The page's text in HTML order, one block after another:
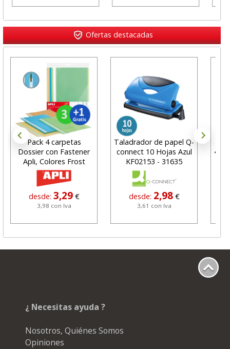
Ofertas destacadas
Pack 4 carpetas
Dossier con Fastener
Apli, Colores Frost
desde: 3,29 €
3,98 con Iva
Taladrador de papel Q-
connect 10 Hojas Azul
KF02153 - 31635
desde: 2,98 €
3,61 con Iva
¿ Necesitas ayuda ?
Nosotros, Quiénes Somos
Opiniones